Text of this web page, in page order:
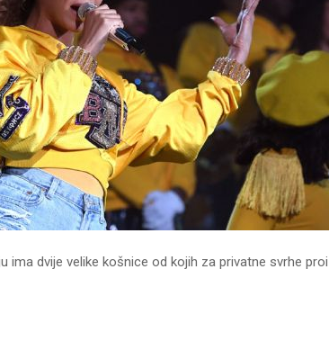
ima dvije velike košnice od kojih za privatne svrhe